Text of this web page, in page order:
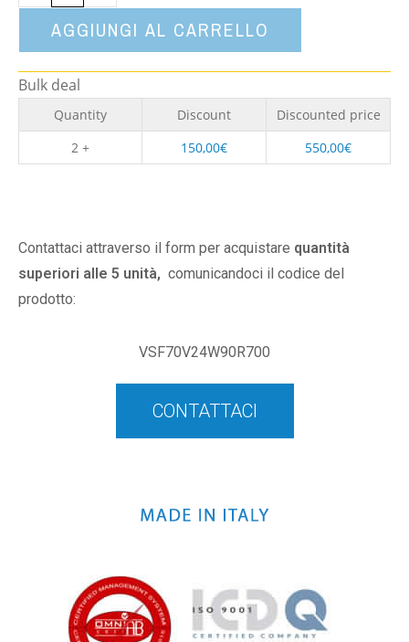
AGGIUNGI AL CARRELLO
Bulk deal
Quantity Discount
Discounted price
2 +
150,00€ 550,00€
Contattaci attraverso il form per acquistare quantità
superiori alle 5 unità, comunicandoci il codice del
prodotto:
VSF70V24W90R700
CONTATTACI